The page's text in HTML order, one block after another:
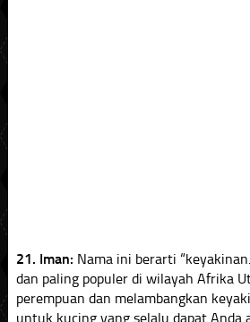
21. Iman: Nama ini berarti
dan paling populer di wilayah Afrika
perempuan dan melambangkan
untuk kucing yang selalu dapat Anda